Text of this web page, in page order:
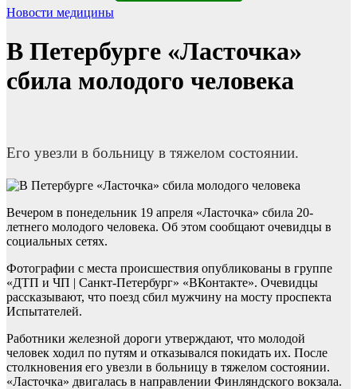
Новости медицины
В Петербурге «Ласточка»
сбила молодого человека
Его увезли в больницу в тяжелом состоянии.
Вечером в понедельник 19 апреля «Ласточка» сбила 20-
летнего молодого человека. Об этом сообщают очевидцы в
социальных сетях.
Фотографии с места происшествия опубликованы в группе
«ДТП и ЧП | Санкт-Петербург» «ВКонтакте». Очевидцы
рассказывают, что поезд сбил мужчину на мосту проспекта
Испытателей.
Работники железной дороги утверждают, что молодой
человек ходил по путям и отказывался покидать их. После
столкновения его увезли в больницу в тяжелом состоянии.
«Ласточка» двигалась в направлении Финляндского вокзала.